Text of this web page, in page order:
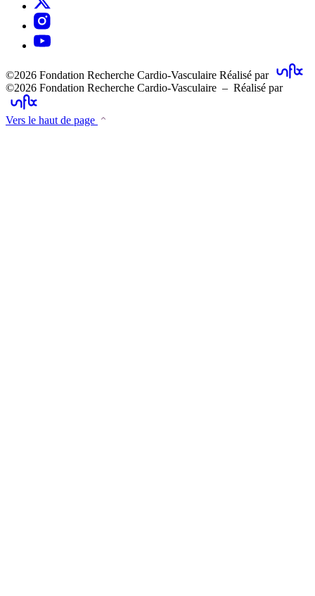
©2026 Fondation Recherche Cardio-Vasculaire Réalisé par
©2026 Fondation Recherche Cardio-Vasculaire – Réalisé par
Vers le haut de page